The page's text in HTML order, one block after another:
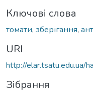
Ключові слова
томати, зберігання,
URI
http://
Зібрання